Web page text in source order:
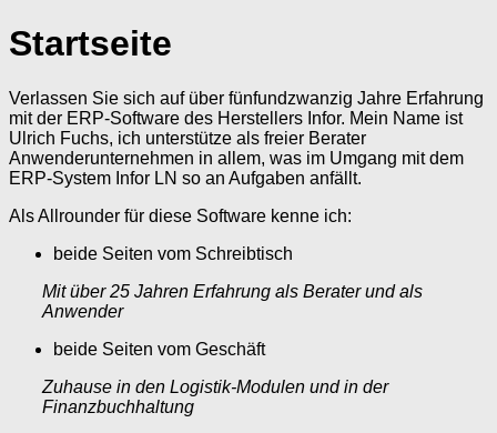
Startseite
Verlassen Sie sich auf über fünfundzwanzig Jahre Erfahrung
mit der ERP-Software des Herstellers Infor. Mein Name ist
Ulrich Fuchs, ich unterstütze als freier Berater
Anwenderunternehmen in allem, was im Umgang mit dem
ERP-System Infor LN so an Aufgaben anfällt.
Als Allrounder für diese Software kenne ich:
beide Seiten vom Schreibtisch
Mit über 25 Jahren Erfahrung als Berater und als
Anwender
beide Seiten vom Geschäft
Zuhause in den Logistik-Modulen und in der
Finanzbuchhaltung